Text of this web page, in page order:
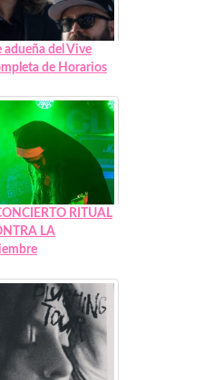
adueña del Vive
de Horarios
RITUAL
LA